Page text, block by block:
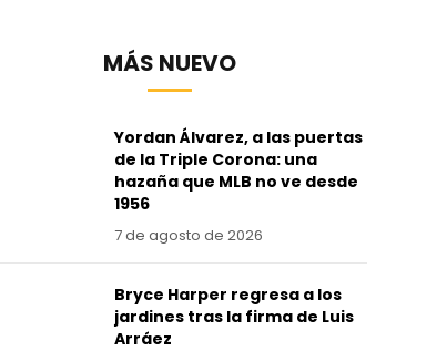
MÁS NUEVO
Yordan Álvarez, a las puertas
de la Triple Corona: una
hazaña que MLB no ve desde
1956
7 de agosto de 2026
Bryce Harper regresa a los
jardines tras la firma de Luis
Arráez